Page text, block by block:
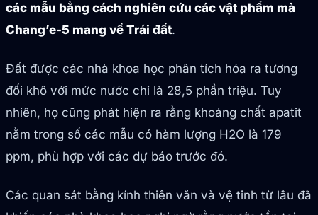
các mẫu bằng cách nghiên cứu các vật phẩm mà
Chang’e-5 mang về Trái đất.
Đất được các nhà khoa học phân tích hóa ra tương
đối khô với mức nước chỉ là 28,5 phần triệu. Tuy
nhiên, họ cũng phát hiện ra rằng khoáng chất apatit
nằm trong số các mẫu có hàm lượng H2O là 179
ppm, phù hợp với các dự báo trước đó.
Các quan sát bằng kính thiên văn và vệ tinh từ lâu đã